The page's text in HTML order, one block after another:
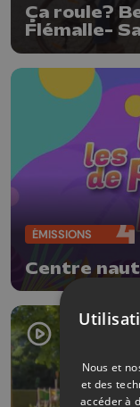
Ça roule?
Flémalle-
ÉMISSIONS
Centre
Nous et
et des
accéder à